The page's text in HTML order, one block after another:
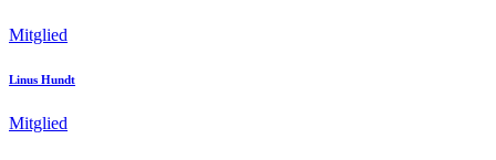
Mitglied
Linus Hundt
Mitglied